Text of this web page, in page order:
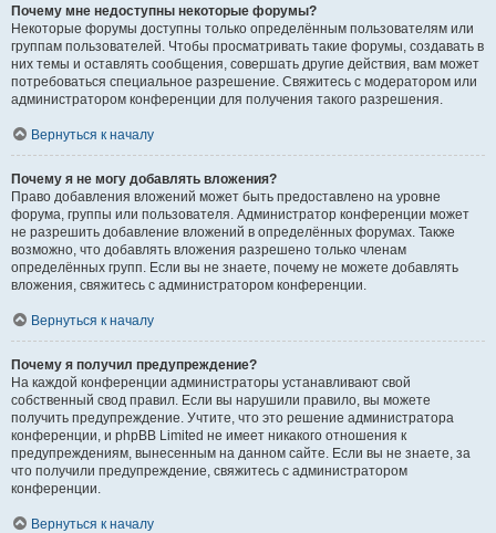
Почему мне недоступны некоторые форумы?
Некоторые форумы доступны только определённым пользователям или
группам пользователей. Чтобы просматривать такие форумы, создавать в
них темы и оставлять сообщения, совершать другие действия, вам может
потребоваться специальное разрешение. Свяжитесь с модератором или
администратором конференции для получения такого разрешения.
Вернуться к началу
Почему я не могу добавлять вложения?
Право добавления вложений может быть предоставлено на уровне
форума, группы или пользователя. Администратор конференции может
не разрешить добавление вложений в определённых форумах. Также
возможно, что добавлять вложения разрешено только членам
определённых групп. Если вы не знаете, почему не можете добавлять
вложения, свяжитесь с администратором конференции.
Вернуться к началу
Почему я получил предупреждение?
На каждой конференции администраторы устанавливают свой
собственный свод правил. Если вы нарушили правило, вы можете
получить предупреждение. Учтите, что это решение администратора
конференции, и phpBB Limited не имеет никакого отношения к
предупреждениям, вынесенным на данном сайте. Если вы не знаете, за
что получили предупреждение, свяжитесь с администратором
конференции.
Вернуться к началу